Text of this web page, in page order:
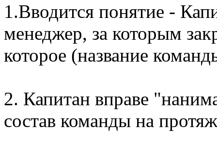
1.Вводится понятие -
менеджер, за которым
которое (название
2. Капитан вправе
состав команды на